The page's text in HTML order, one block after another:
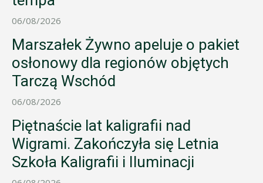
06/08/2026
Marszałek Żywno apeluje o pakiet
osłonowy dla regionów objętych
Tarczą Wschód
06/08/2026
Piętnaście lat kaligrafii nad
Wigrami. Zakończyła się Letnia
Szkoła Kaligrafii i Iluminacji